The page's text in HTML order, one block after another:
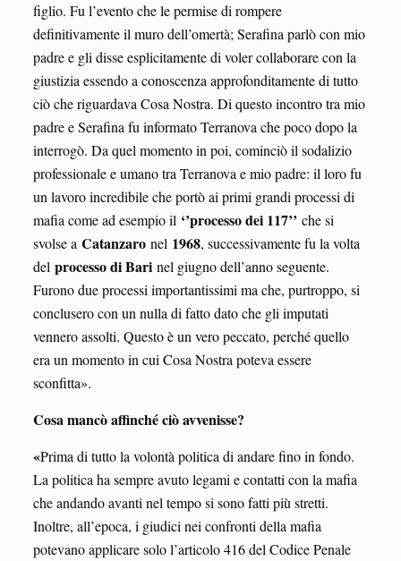
figlio. Fu l’evento che le permise di rompere
definitivamente il muro dell’omertà; Serafina parlò con mio
padre e gli disse esplicitamente di voler collaborare con la
giustizia essendo a conoscenza approfonditamente di tutto
ciò che riguardava Cosa Nostra. Di questo incontro tra mio
padre e Serafina fu informato Terranova che poco dopo la
interrogò. Da quel momento in poi, cominciò il sodalizio
professionale e umano tra Terranova e mio padre: il loro fu
un lavoro incredibile che portò ai primi grandi processi di
mafia come ad esempio il ‘’processo dei 117’’ che si
svolse a Catanzaronel 1968, successivamente fu la volta
del processo di Barinel giugno dell’anno seguente.
Furono due processi importantissimi ma che, purtroppo, si
conclusero con un nulla di fatto dato che gli imputati
vennero assolti. Questo è un vero peccato, perché quello
era un momento in cui Cosa Nostra poteva essere
sconfitta».
Cosa mancò affinché ciò avvenisse?
«Prima di tutto la volontà politica di andare fino in fondo.
La politica ha sempre avuto legami e contatti con la mafia
che andando avanti nel tempo si sono fatti più stretti.
Inoltre, all’epoca, i giudici nei confronti della mafia
potevano applicare solo l’articolo 416 del Codice Penale